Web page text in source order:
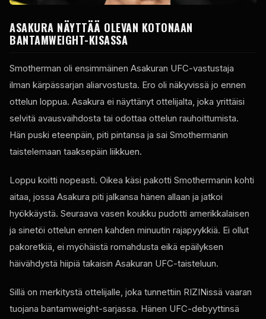
ASAKURA NÄYTTÄÄ OLEVAN KOTONAAN
BANTAMWEIGHT-KISASSA
Smotherman oli ensimmäinen Asakuran UFC-vastustaja
ilman kärpässarjan aliarvostusta. Ero oli näkyvissä jo ennen
ottelun loppua. Asakura ei näyttänyt ottelijalta, joka yrittäisi
selvitä avausvaihdosta tai odottaa ottelun rauhoittumista.
Hän puski eteenpäin, piti pintansa ja sai Smothermanin
taistelemaan taaksepäin liikkuen.
Loppu koitti nopeasti. Oikea käsi pakotti Smothermanin kohti
aitaa, jossa Asakura piti jalkansa hänen allaan ja jatkoi
hyökkäystä. Seuraava vasen koukku pudotti amerikkalaisen
ja sinetöi ottelun ennen kahden minuutin rajapyykkiä. Ei ollut
pakoretkiä, ei myöhäistä romahdusta eikä epäilyksen
häivähdystä hiipiä takaisin Asakuran UFC-taisteluun.
Sillä on merkitystä ottelijalle, joka tunnettiin RIZINissä vaaran
tuojana bantamweight-sarjassa. Hänen UFC-debyyttinsä